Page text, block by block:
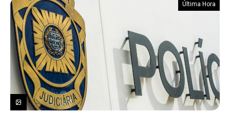
Última Hora